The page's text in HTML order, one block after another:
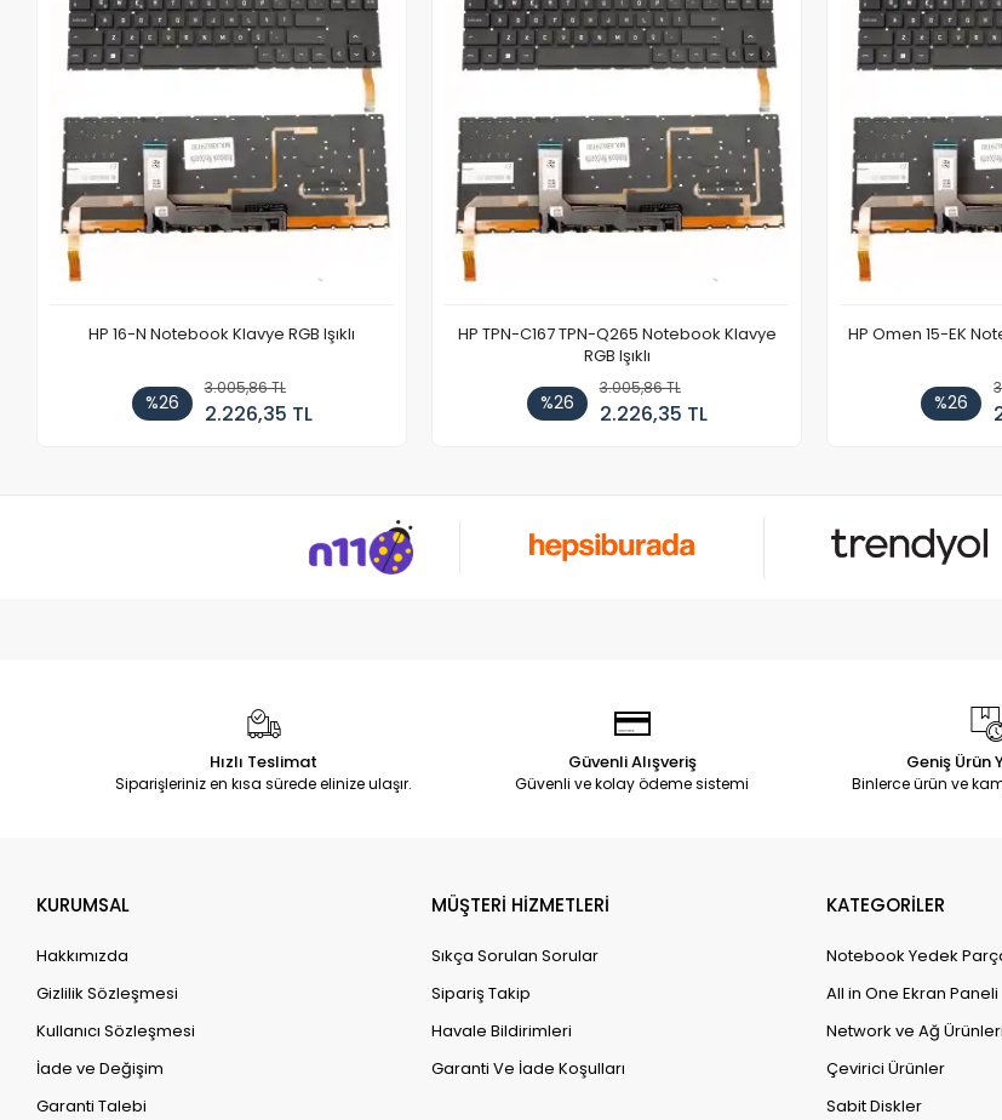
HP 16-N Notebook Klavye RGB Işıklı
%26
3.005,86 TL
2.226,35 TL
HP TPN-C167 TPN-Q265 Notebook Klavye
RGB Işıklı
%26
3.005,86 TL
2.226,35 TL
HP Omen 15-EK
%26
Hızlı Teslimat
Siparişleriniz en kısa sürede elinize ulaşır.
Güvenli Alışveriş
Güvenli ve kolay ödeme sistemi
Geniş Ürün
Binlerce ürün ve
KURUMSAL
Hakkımızda
Gizlilik Sözleşmesi
Kullanıcı Sözleşmesi
İade ve Değişim
Garanti Talebi
MÜŞTERİ HİZMETLERİ
Sıkça Sorulan Sorular
Sipariş Takip
Havale Bildirimleri
Garanti Ve İade Koşulları
KATEGORİLER
Notebook Yedek
All in One Ekran Paneli
Network ve Ağ Ürünleri
Çevirici Ürünler
Sabit Diskler